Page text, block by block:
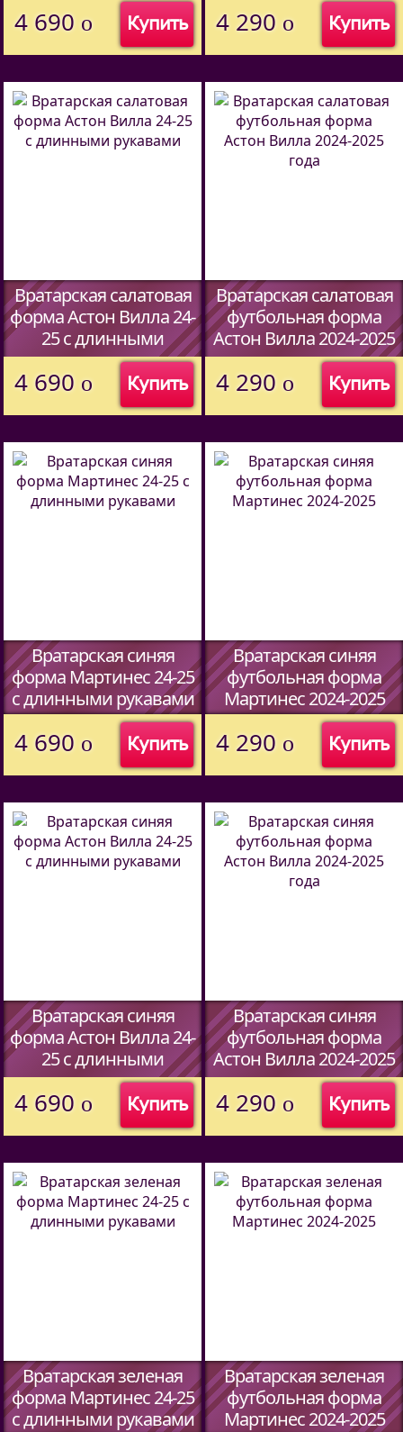
Купить
4 690 o Купить
4 290 o
Вратарская салатовая
форма Астон Вилла 24-
25 c длинными
рукавами
Купить
4 690 o
Вратарская салатовая
футбольная форма
Астон Вилла 2024-2025
года
Купить
4 290 o
Вратарская синяя
форма Мартинес 24-25
c длинными рукавами
Купить
4 690 o
Вратарская синяя
футбольная форма
Мартинес 2024-2025
Купить
4 290 o
Вратарская синяя
форма Астон Вилла 24-
25 c длинными
рукавами
Купить
4 690 o
Вратарская синяя
футбольная форма
Астон Вилла 2024-2025
года
Купить
4 290 o
Вратарская зеленая
форма Мартинес 24-25
c длинными рукавами
Вратарская зеленая
футбольная форма
Мартинес 2024-2025